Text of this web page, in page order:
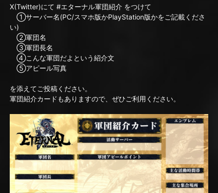
X(Twitter)にて #エターナル軍団紹介 をつけて
①サーバー名(PC/スマホ版かPlayStation版かをご記載くださ
い)
②軍団名
③軍団長名
④こんな軍団だよという紹介文
⑤アピール写真
を添えてご投稿ください。
軍団紹介カードもありますので、ぜひご利用ください。